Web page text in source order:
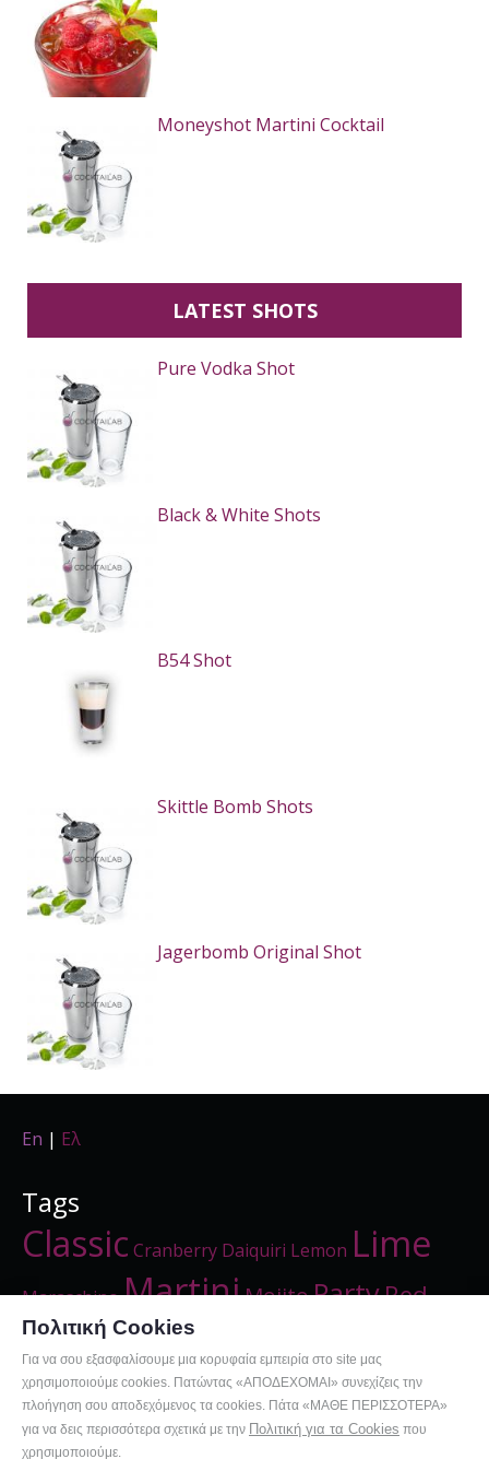
Πολιτική Cookies
Για να σου εξασφαλίσουμε μια κορυφαία εμπειρία στο site μας
χρησιμοποιούμε cookies. Πατώντας «ΑΠΟΔΕΧΟΜΑΙ» συνεχίζεις την
πλοήγηση σου αποδεχόμενος τα cookies. Πάτα «ΜΑΘΕ ΠΕΡΙΣΣΟΤΕΡΑ»
για να δεις περισσότερα σχετικά με την Πολιτική για τα Cookies που
χρησιμοποιούμε.
Moneyshot Martini Cocktail
LATEST SHOTS
Pure Vodka Shot
Black & White Shots
B54 Shot
Skittle Bomb Shots
Jagerbomb Original Shot
En | Ελ
Tags
Classic Cranberry Daiquiri Lemon Lime
MaraschinoMartiniMojitoPartyRed
Strawberry Strong
Summertime Vermouth
More